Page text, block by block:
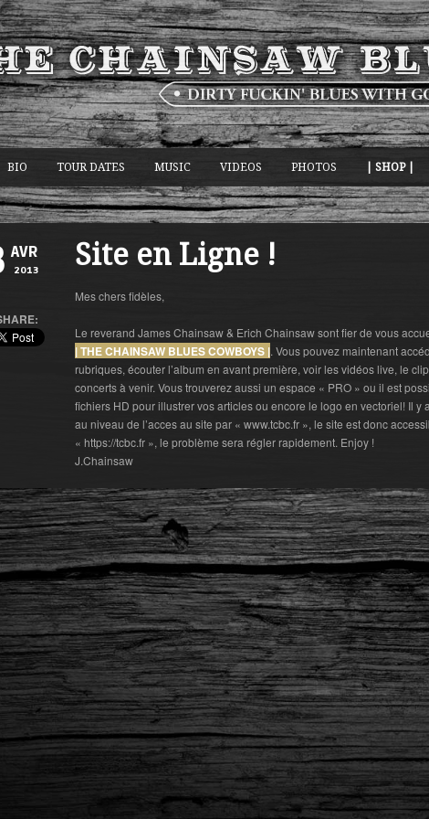
BIO TOUR DATES MUSIC VIDEOS PHOTOS | SHOP |
AVR
2013 Site en Ligne !
Mes chers fidèles,
Le reverand James Chainsaw & Erich Chainsaw sont fier de vous
| THE CHAINSAW BLUES COWBOYS |. Vous pouvez maintenant
rubriques, écouter l’album en avant première, voir les vidéos live, le
concerts à venir. Vous trouverez aussi un espace « PRO » ou il est
fichiers HD pour illustrer vos articles ou encore le logo en vectoriel! Il y
au niveau de l’acces au site par « www.tcbc.fr », le site est donc
« https://tcbc.fr », le problème sera régler rapidement. Enjoy !
J.Chainsaw